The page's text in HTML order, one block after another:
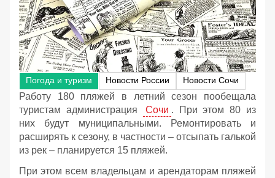
Погода и туризм Новости России Новости Сочи
Работу 180 пляжей в летний сезон пообещала
туристам администрация
Сочи . При этом 80 из
них будут муниципальными. Ремонтировать и
расширять к сезону, в частности – отсыпать галькой
из рек – планируется 15 пляжей.
При этом всем владельцам и арендаторам пляжей